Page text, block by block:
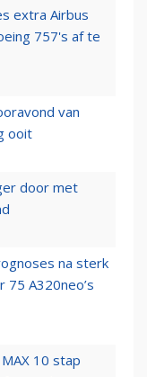
extra Airbus
757's af te
van
ooit
door met
na sterk
75 A320neo’s
10 stap